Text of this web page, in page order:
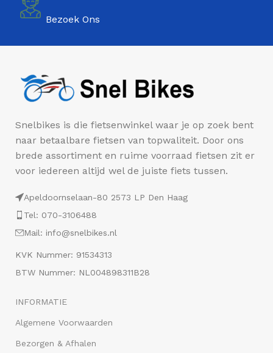
Bezoek Ons
Snelbikes is die fietsenwinkel waar je op zoek bent
naar betaalbare fietsen van topwaliteit. Door ons
brede assortiment en ruime voorraad fietsen zit er
voor iedereen altijd wel de juiste fiets tussen.
Apeldoornselaan-80 2573 LP Den Haag
Tel: 070-3106488
Mail: info@snelbikes.nl
KVK Nummer: 91534313
BTW Nummer: NL004898311B28
INFORMATIE
Algemene Voorwaarden
Bezorgen & Afhalen